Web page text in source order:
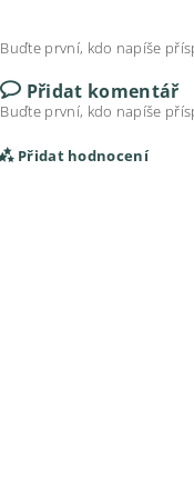
Buďte první, kdo napíše
Přidat komentář
Buďte první, kdo napíše
Přidat hodnocení